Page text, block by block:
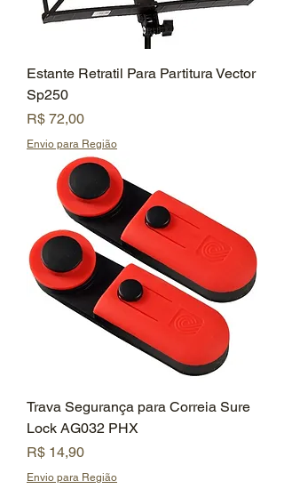
Estante Retratil Para Partitura Vector
Sp250
Preço
R$ 72,00
Envio para Região
Trava Segurança para Correia Sure
Lock AG032 PHX
Preço
R$ 14,90
Envio para Região